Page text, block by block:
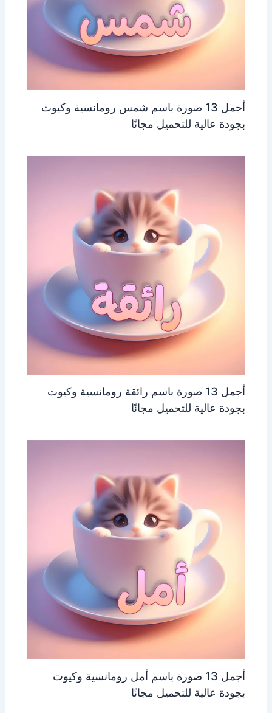
أجمل 13 صورة باسم شمس رومانسية وكيوت
بجودة عالية للتحميل مجانًا
أجمل 13 صورة باسم رائقة رومانسية وكيوت
بجودة عالية للتحميل مجانًا
أجمل 13 صورة باسم أمل رومانسية وكيوت
بجودة عالية للتحميل مجانًا